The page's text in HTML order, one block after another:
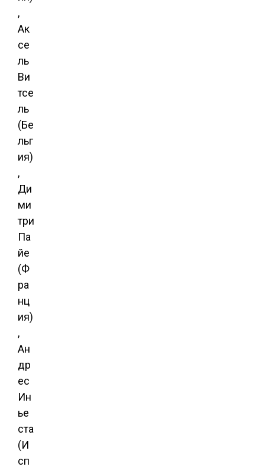
,
Ак
се
ль
Ви
тсе
ль
(Бе
льг
ия)
,
Ди
ми
три
Па
йе
(Ф
ра
нц
ия)
,
Ан
др
ес
Ин
ье
ста
(И
сп